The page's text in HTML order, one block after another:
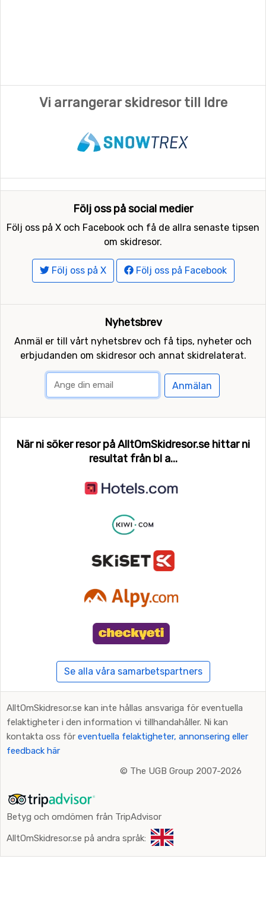
Vi arrangerar skidresor till Idre
Följ oss på social medier
Följ oss på X och Facebook och få de allra senaste tipsen
om skidresor.
Följ oss på X Följ oss på Facebook
Nyhetsbrev
Anmäl er till vårt nyhetsbrev och få tips, nyheter och
erbjudanden om skidresor och annat skidrelaterat.
Anmälan
När ni söker resor på AlltOmSkidresor.se hittar ni
resultat från bl a...
Se alla våra samarbetspartners
AlltOmSkidresor.se kan inte hållas ansvariga för eventuella
felaktigheter i den information vi tillhandahåller. Ni kan
kontakta oss för eventuella felaktigheter, annonsering eller
feedback här
© The UGB Group 2007-2026
Betyg och omdömen från TripAdvisor
AlltOmSkidresor.se på andra språk: